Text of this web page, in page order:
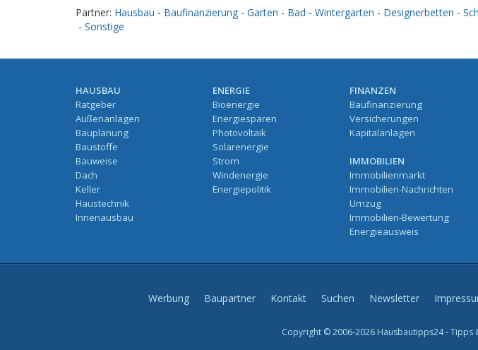
Partner: Hausbau - Baufinanzierung - Garten - Bad - Wintergarten - Designerbetten -
- Sonstige
HAUSBAU
Ratgeber
Außenanlagen
Bauplanung
Baustoffe
Bauweise
Dach
Keller
Haustechnik
Innenausbau
ENERGIE
Bioenergie
Energiesparen
Photovoltaik
Solarenergie
Strom
Windenergie
Energiepolitik
FINANZEN
Baufinanzierung
Versicherungen
Kapitalanlagen
IMMOBILIEN
Immobilienmarkt
Immobilien-Nachrichten
Umzug
Immobilien-Bewertung
Energieausweis
Werbung Baupartner Kontakt Suchen Newsletter
Copyright © 2006-2026 Hausbautipps24 - Tipps